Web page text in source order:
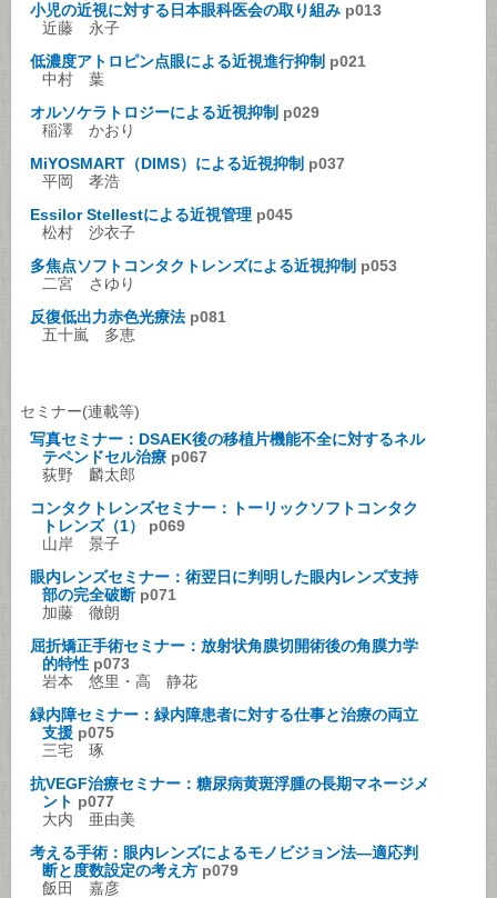
小児の近視に対する日本眼科医会の取り組み p013
近藤 永子
低濃度アトロピン点眼による近視進行抑制 p021
中村 葉
オルソケラトロジーによる近視抑制 p029
稲澤 かおり
MiYOSMART（DIMS）による近視抑制 p037
平岡 孝浩
Essilor Stellestによる近視管理 p045
松村 沙衣子
多焦点ソフトコンタクトレンズによる近視抑制 p053
二宮 さゆり
反復低出力赤色光療法 p081
五十嵐 多恵
セミナー(連載等)
写真セミナー：DSAEK後の移植片機能不全に対するネル
テペンドセル治療 p067
荻野 麟太郎
コンタクトレンズセミナー：トーリックソフトコンタク
トレンズ（1）
p069
山岸 景子
眼内レンズセミナー：術翌日に判明した眼内レンズ支持
部の完全破断 p071
加藤 徹朗
屈折矯正手術セミナー：放射状角膜切開術後の角膜力学
的特性 p073
岩本 悠里・高 静花
緑内障セミナー：緑内障患者に対する仕事と治療の両立
支援 p075
三宅 琢
抗VEGF治療セミナー：糖尿病黄斑浮腫の長期マネージメ
ント p077
大内 亜由美
考える手術：眼内レンズによるモノビジョン法―適応判
断と度数設定の考え方 p079
飯田 嘉彦